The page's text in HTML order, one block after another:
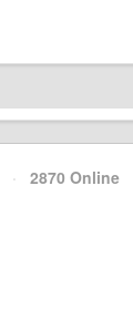
· 2870 Online